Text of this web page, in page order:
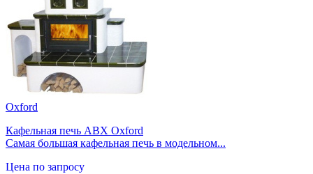
Oxford
Кафельная печь ABX Oxford
Самая большая кафельная печь в модельном...
Цена по запросу